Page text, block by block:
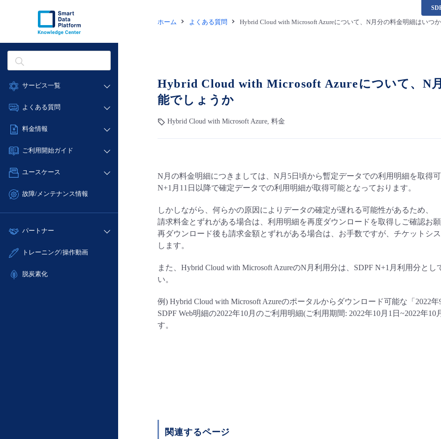
サービス一覧
データ利活用
ネットワーク
IoT
サポート
管理機能
よくある質問
データ利活用
ネットワーク
IoT
サポート
管理機能
すべてのメニューを見る
料金情報
料金シミュレーター
クラウド/サーバー
ネットワーク
サポート
すべてのメニューを見る
ご利用開始ガイド
■ 管理機能
- 初期設定・確認
- ユーザー機能の管理
- APIリファレンス
ユースケース
- バックアップ
- IoT
- ITインフラストラクチャー
故障/メンテナンス情報
サービス稼働状況
故障/メンテナンス履歴
定期メンテナンス
パートナー
販売パートナー向けプログラム
トレーニング/操作動画
脱炭素化
ホーム よくある質問 Hybrid Cloud with Microsoft Azureについて、N月分の料金明細はいつ
Hybrid Cloud with Microsoft Azureについて、N
能でしょうか
Hybrid Cloud with Microsoft Azure, 料金
N月の料金明細につきましては、N月5日頃から暫定データでの利用明細を取得可
N+1月11日以降で確定データでの利用明細が取得可能となっております。
しかしながら、何らかの原因によりデータの確定が遅れる可能性があるため、
請求料金とずれがある場合は、利用明細を再度ダウンロードを取得しご確認お願
再ダウンロード後も請求金額とずれがある場合は、お手数ですが、チケットシ
します。
また、Hybrid Cloud with Microsoft AzureのN月利用分は、SDPF N+1月利用分と
い。
例) Hybrid Cloud with Microsoft Azureのポータルからダウンロード可能な「2022
SDPF Web明細の2022年10月のご利用明細(ご利用期間: 2022年10月1日~2022年
す。
関連するページ